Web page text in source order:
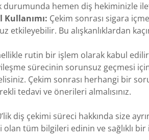
durumunda hemen diş hekiminizle
Kullanımı: Çekim sonrası sigara
etkileyebilir. Bu alışkanlıklardan
rutin bir işlem olarak kabul
sürecinin sorunsuz geçmesi
Çekim sonrası herhangi bir
tedavi ve önerileri almalısınız.
diş çekimi süreci hakkında size
olan tüm bilgileri edinin ve sağlıklı